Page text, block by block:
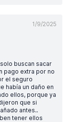
1/9/2025
buscan sacar
pago extra por no
el seguro
había un daño en
ellos, porque ya
que si
antes..
tener ellos